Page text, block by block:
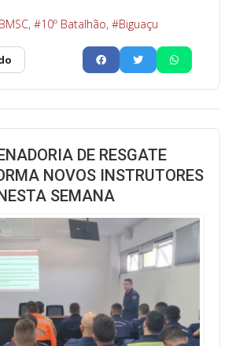
10º Batalhão Biguaçu
DE RESGATE
NOVOS INSTRUTORES
SEMANA